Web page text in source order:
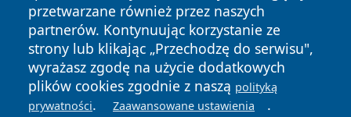
przetwarzane również przez naszych
partnerów. Kontynuując korzystanie ze
strony lub klikając „Przechodzę do serwisu",
wyrażasz zgodę na użycie dodatkowych
plików cookies zgodnie z naszą polityką
prywatności. Zaawansowane ustawienia .
News Autorzy
Polityka
Prywatności
Polityka
Cookies